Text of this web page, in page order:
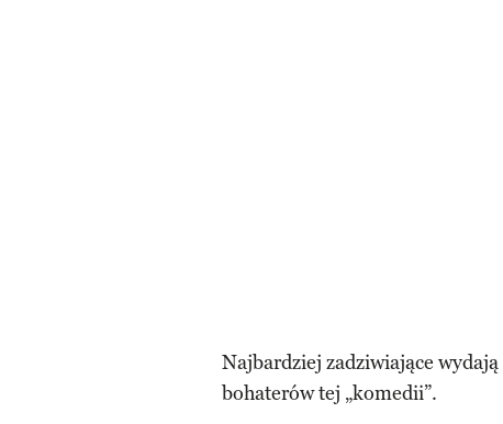
Najbardziej zadziwiające
bohaterów tej „komedii”.